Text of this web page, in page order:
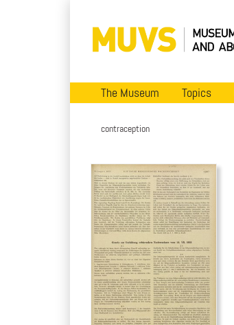
The Museum Topics
contraception